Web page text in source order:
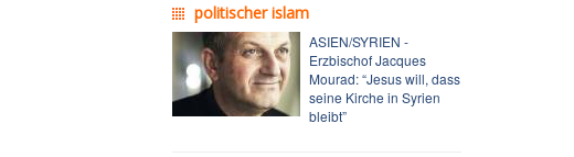
politischer islam
ASIEN/SYRIEN -
Erzbischof Jacques
Mourad: “Jesus will, dass
seine Kirche in Syrien
bleibt”